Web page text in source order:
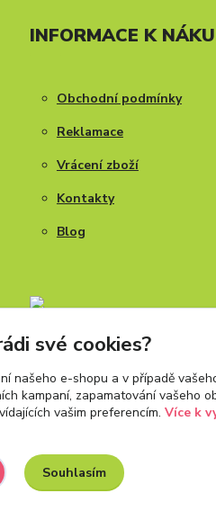
INFORMACE K
Obchodní podmínky
Reklamace
Vrácení zboží
Kontakty
Blog
své cookies?
našeho e-shopu a v případě
kampaní, zapamatování vašeho
vašim preferencím. Více k
Souhlasím